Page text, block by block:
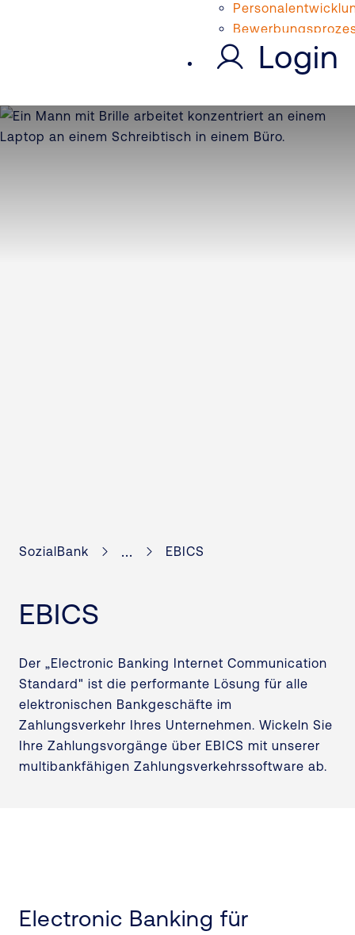
Login
SozialBank ... EBICS
EBICS
Der „Electronic Banking Internet Communication
Standard" ist die performante Lösung für alle
elektronischen Bankgeschäfte im
Zahlungsverkehr Ihres Unternehmen. Wickeln Sie
Ihre Zahlungsvorgänge über EBICS mit unserer
multibankfähigen Zahlungsverkehrssoftware ab.
Electronic Banking für